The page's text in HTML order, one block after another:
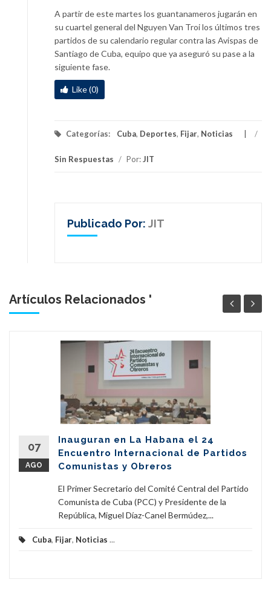
A partir de este martes los guantanameros jugarán en
su cuartel general del Nguyen Van Troi los últimos tres
partidos de su calendario regular contra las Avispas de
Santiago de Cuba, equipo que ya aseguró su pase a la
siguiente fase.
Like (0)
Categorías: Cuba, Deportes, Fijar, Noticias /
Sin Respuestas / Por:JIT
Publicado Por: JIT
Artículos Relacionados '
07
AGO
Inauguran en La Habana el 24
Encuentro Internacional de Partidos
Comunistas y Obreros
El Primer Secretario del Comité Central del Partido
Comunista de Cuba (PCC) y Presidente de la
República, Miguel Díaz-Canel Bermúdez,...
Cuba, Fijar, Noticias ...